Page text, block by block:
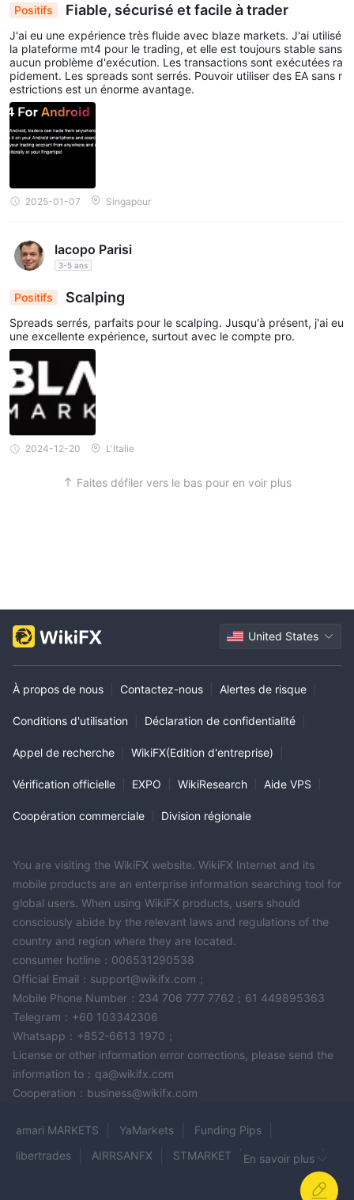
Positifs Fiable, sécurisé et facile à trader
J'ai eu une expérience très fluide avec blaze markets. J'ai utilisé
la plateforme mt4 pour le trading, et elle est toujours stable sans
aucun problème d'exécution. Les transactions sont exécutées ra
pidement. Les spreads sont serrés. Pouvoir utiliser des EA sans r
estrictions est un énorme avantage.
2025-01-07 Singapour
Iacopo Parisi
3-5 ans
Positifs Scalping
Spreads serrés, parfaits pour le scalping. Jusqu'à présent, j'ai eu
une excellente expérience, surtout avec le compte pro.
2024-12-20 L'Italie
Faites défiler vers le bas pour en voir plus
United States
À propos de nous Contactez-nous Alertes de risque
Conditions d'utilisation Déclaration de confidentialité
Appel de recherche WikiFX(Edition d'entreprise)
Vérification officielle EXPO WikiResearch Aide VPS
Coopération commerciale Division régionale
You are visiting the WikiFX website. WikiFX Internet and its
mobile products are an enterprise information searching tool for
global users. When using WikiFX products, users should
consciously abide by the relevant laws and regulations of the
country and region where they are located.
consumer hotline：006531290538
Official Email：support@wikifx.com；
Mobile Phone Number：234 706 777 7762；61 449895363
Telegram：+60 103342306
Whatsapp：+852-6613 1970；
License or other information error corrections, please send the
information to：qa@wikifx.com
Cooperation：business@wikifx.com
amari MARKETS YaMarkets
Funding Pips
libertrades
AIRRSANFX STMARKET
BeeMarkets
En savoir plus